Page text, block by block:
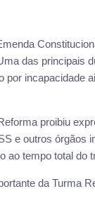
das principais
por incapacidade
proibiu
e outros órgãos
ao tempo total do
da Turma